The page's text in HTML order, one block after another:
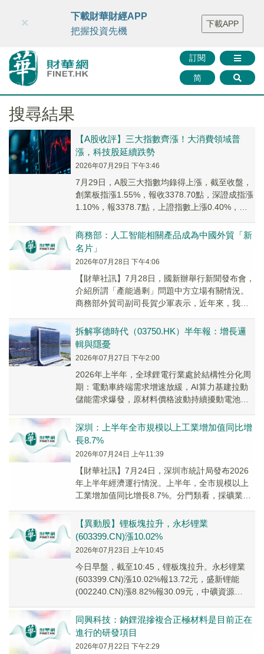
財華智庫網 FINTV FINMETA 財華證券 媒體矩陣
智庫沙龍
聯絡我們
訂閱
简
×
下載財華財經APP
把握投資先機
下載APP
搜尋結果
【A股收評】三大指數齊漲！大消費領域普
漲，科技股延續跌勢
2026年07月29日 下午3:46
7月29日，A股三大指數均錄得上漲，截至收盤，
創業板指漲1.55%，報收3378.70點，深證成指漲
1.10%，報3378.7點，上證指數上漲0.40%，報
商務部：人工智能相關產品成為中國外貿「新
名片」
2026年07月28日 下午4:06
【財華社訊】7月28日，國新辦舉行新聞發布會，
介紹所謂「產能過剩」問題中方立場有關情況。
商務部外貿司副司長賀少軍表示，近年來，我國
口增勢...
拆解寧德時代（03750.HK）半年報：增長邏
輯與隱憂
2026年07月27日 下午2:00
2026年上半年，全球鋰電行業處於結構性分化周
期：電動車終端需求增速放緩，AI算力基建拉動
儲能需求爆發，原材料價格波動持續擾動電池企
深圳：上半年全市規模以上工業增加值同比增
長8.7%
2026年07月24日 上午11:39
【財華社訊】7月24日，深圳市統計局發布2026
年上半年經濟運行情況。上半年，全市規模以上
工業增加值同比增長8.7%。分門類看，採礦業增
【異動股】锂板塊拉升，永杉锂業
(603399.CN)漲10.02%
2026年07月23日 上午10:45
今日早盤，截至10:45，锂板塊拉升。永杉锂業
(603399.CN)漲10.02%報13.72元，盛新锂能
(002240.CN)漲8.82%報30.09元，中礦資源
同興科技：鈉鋰混摻複合正極材料是目前正在
進行的研發項目
2026年07月22日 下午2:29